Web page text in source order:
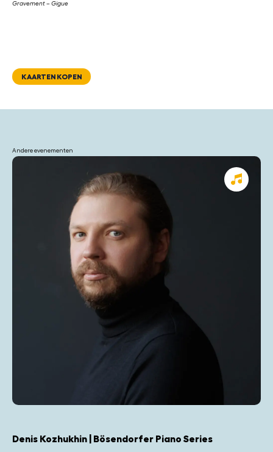
Gravement – Gigue
KAARTEN KOPEN
Andere evenementen
Denis Kozhukhin | Bösendorfer Piano Series